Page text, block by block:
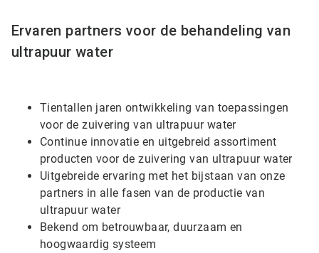
Ervaren partners voor de behandeling van
ultrapuur water
Tientallen jaren ontwikkeling van toepassingen
voor de zuivering van ultrapuur water
Continue innovatie en uitgebreid assortiment
producten voor de zuivering van ultrapuur water
Uitgebreide ervaring met het bijstaan van onze
partners in alle fasen van de productie van
ultrapuur water
Bekend om betrouwbaar, duurzaam en
hoogwaardig systeem